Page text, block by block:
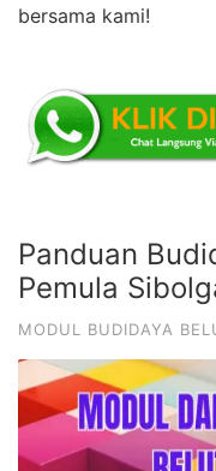
bersama kami!
Panduan
Pemula
MODUL BUDIDAYA